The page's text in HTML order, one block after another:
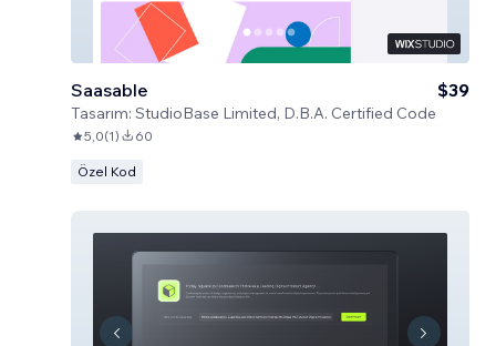
Saasable
Tasarım: StudioBase Limited, D.B.A. Certified Code
$39
5,0(1) 60
Özel Kod